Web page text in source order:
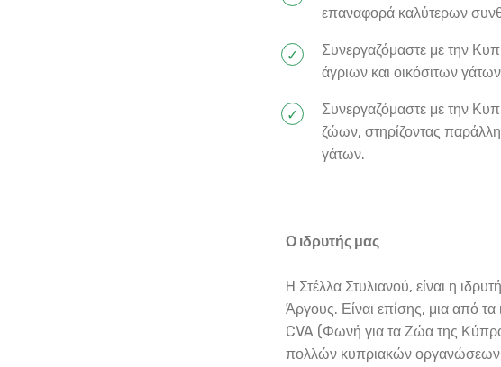
επαναφορά καλύτερων
Συνεργαζόμαστε με την
άγριων και οικόσιτων
Συνεργαζόμαστε με την
ζώων, στηρίζοντας
γάτων.
Ο ιδρυτής μας
H Στέλλα Στυλιανού, είναι η
Άργους. Είναι επίσης, μια από τα
CVA (Φωνή για τα Ζώα της
πολλών κυπριακών οργανώσεων